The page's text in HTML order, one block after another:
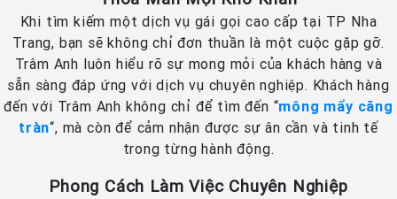
Khi tìm kiếm một dịch vụ gái gọi cao cấp tại TP Nha
Trang, bạn sẽ không chỉ đơn thuần là một cuộc gặp gỡ.
Trâm Anh luôn hiểu rõ sự mong mỏi của khách hàng và
sẵn sàng đáp ứng với dịch vụ chuyên nghiệp. Khách hàng
đến với Trâm Anh không chỉ để tìm đến “mông mẩy căng
tràn“, mà còn để cảm nhận được sự ân cần và tinh tế
trong từng hành động.
Phong Cách Làm Việc Chuyên Nghiệp